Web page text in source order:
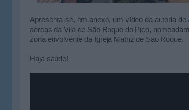
Apresenta-se, em anexo, um vídeo da autoria de
aéreas da Vila de São Roque do Pico,
zona envolvente da Igreja Matriz de São Roque.
Haja saúde!